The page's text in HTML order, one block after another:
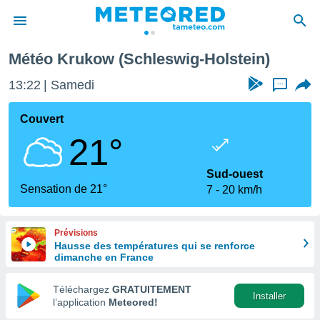
de
en
Météo Krukow (Schleswig-Holstein)
13:22 Samedi ...
Couvert
21°
Sensation de 21°
Sud-ouest
7
20 km/h
Prévisions
Hausse des températures qui se renforce
dimanche en France
Téléchargez GRATUITEMENT
l’application Meteored!
Installer